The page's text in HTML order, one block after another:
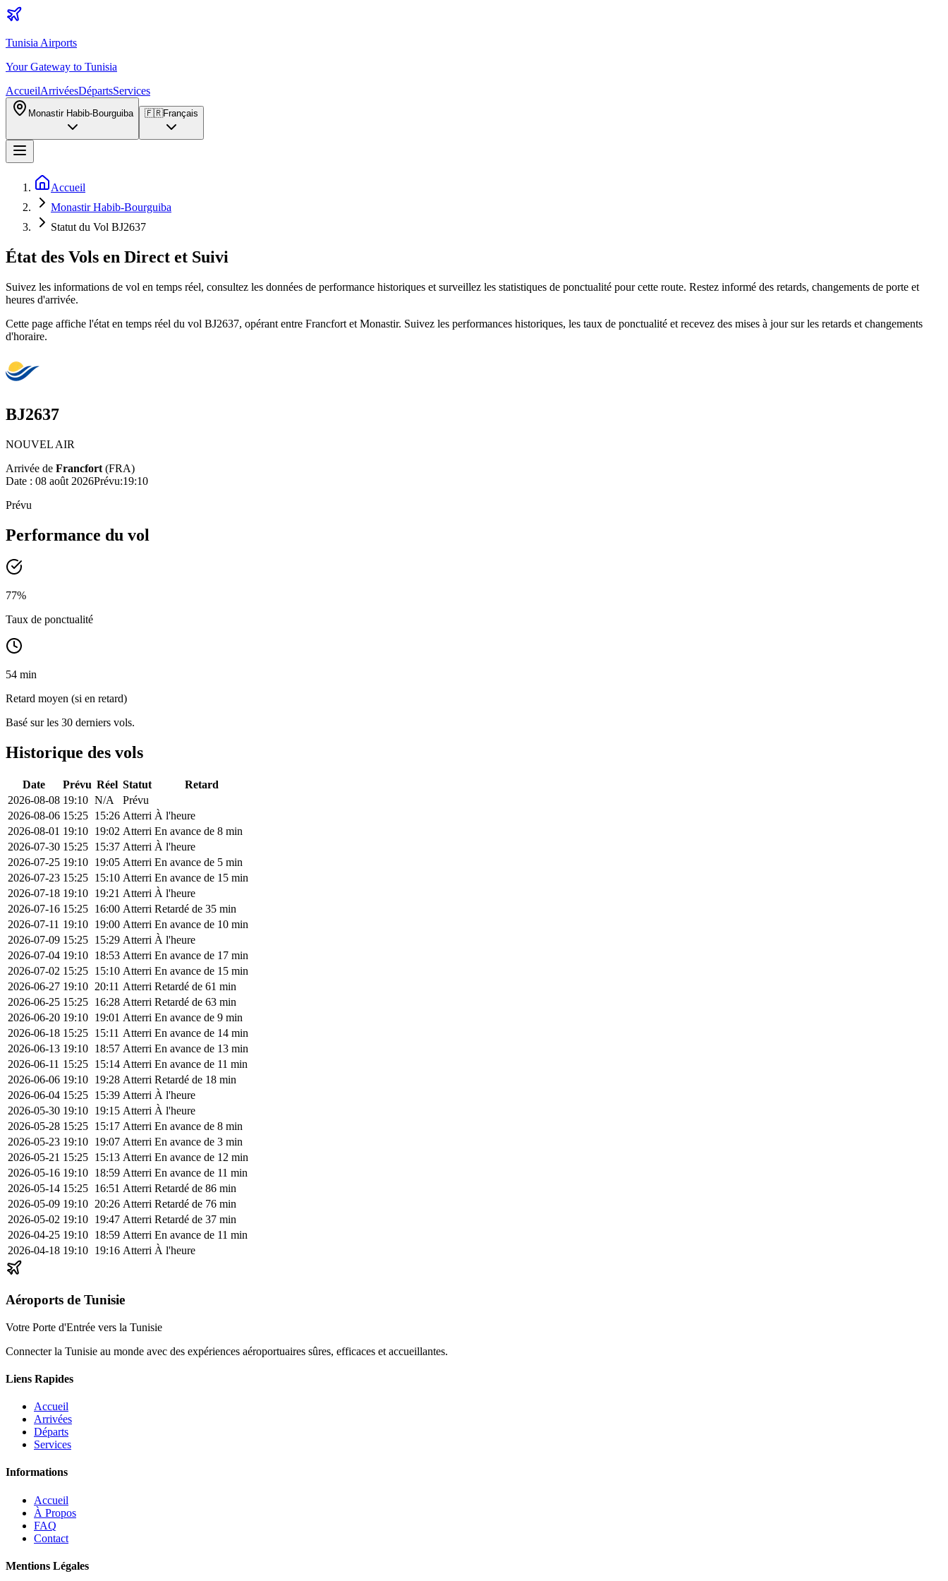
Tunisia Airports
Your Gateway to Tunisia
AccueilArrivéesDépartsServices
Monastir Habib-Bourguiba 🇫🇷Français
Accueil
Monastir Habib-Bourguiba
Statut du Vol BJ2637
État des Vols en Direct et Suivi
Suivez les informations de vol en temps réel, consultez les données de performance historiques et surveillez les statistiques de ponctualité pour cette route. Restez informé des retards, changements de porte et
heures d'arrivée.
Cette page affiche l'état en temps réel du vol BJ2637, opérant entre Francfort et Monastir. Suivez les performances historiques, les taux de ponctualité et recevez des mises à jour sur les retards et changements
d'horaire.
BJ2637
NOUVEL AIR
Arrivée de Francfort (FRA)
Date : 08 août 2026Prévu:19:10
Prévu
Performance du vol
77%
Taux de ponctualité
54 min
Retard moyen (si en retard)
Basé sur les 30 derniers vols.
Historique des vols
Date Prévu Réel Statut
Retard
2026-08-08 19:10 N/A
Prévu
2026-08-06 15:25 15:26 Atterri À l'heure
2026-08-01 19:10 19:02 Atterri En avance de 8 min
2026-07-30 15:25 15:37 Atterri À l'heure
2026-07-25 19:10 19:05 Atterri En avance de 5 min
2026-07-23 15:25 15:10 Atterri En avance de 15 min
2026-07-18 19:10 19:21 Atterri À l'heure
2026-07-16 15:25 16:00 Atterri Retardé de 35 min
2026-07-11 19:10 19:00 Atterri En avance de 10 min
2026-07-09 15:25 15:29 Atterri À l'heure
2026-07-04 19:10 18:53 Atterri En avance de 17 min
2026-07-02 15:25 15:10 Atterri En avance de 15 min
2026-06-27 19:10 20:11 Atterri Retardé de 61 min
2026-06-25 15:25 16:28 Atterri Retardé de 63 min
2026-06-20 19:10 19:01 Atterri En avance de 9 min
2026-06-18 15:25 15:11 Atterri En avance de 14 min
2026-06-13 19:10 18:57 Atterri En avance de 13 min
2026-06-11 15:25 15:14 Atterri En avance de 11 min
2026-06-06 19:10 19:28 Atterri Retardé de 18 min
2026-06-04 15:25 15:39 Atterri À l'heure
2026-05-30 19:10 19:15 Atterri À l'heure
2026-05-28 15:25 15:17 Atterri En avance de 8 min
2026-05-23 19:10 19:07 Atterri En avance de 3 min
2026-05-21 15:25 15:13 Atterri En avance de 12 min
2026-05-16 19:10 18:59 Atterri En avance de 11 min
2026-05-14 15:25 16:51 Atterri Retardé de 86 min
2026-05-09 19:10 20:26 Atterri Retardé de 76 min
2026-05-02 19:10 19:47 Atterri Retardé de 37 min
2026-04-25 19:10 18:59 Atterri En avance de 11 min
2026-04-18 19:10 19:16 Atterri À l'heure
Aéroports de Tunisie
Votre Porte d'Entrée vers la Tunisie
Connecter la Tunisie au monde avec des expériences aéroportuaires sûres, efficaces et accueillantes.
Liens Rapides
Accueil
Arrivées
Départs
Services
Informations
Accueil
À Propos
FAQ
Contact
Mentions Légales